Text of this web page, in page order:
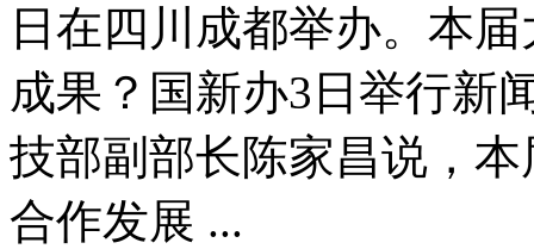
日在四川成都举办。本
成果？国新办3日举行新
技部副部长陈家昌说，
合作发展 ...